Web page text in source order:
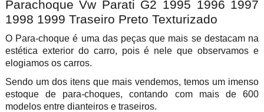
Parachoque Vw Parati G2 1995 1996 1997
1998 1999 Traseiro Preto Texturizado
O Para-choque é uma das peças que mais se destacam na
estética exterior do carro, pois é nele que observamos e
elogiamos os carros.
Sendo um dos itens que mais vendemos, temos um imenso
estoque de para-choques, contando com mais de 600
modelos entre dianteiros e traseiros.